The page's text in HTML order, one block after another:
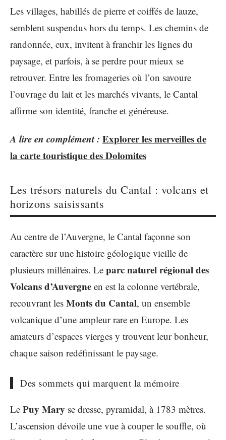
Les villages, habillés de pierre et coiffés de lauze,
semblent suspendus hors du temps. Les chemins de
randonnée, eux, invitent à franchir les lignes du
paysage, et parfois, à se perdre pour mieux se
retrouver. Entre les fromageries où l’on savoure
l’ouvrage du lait et les marchés vivants, le Cantal
affirme son identité, franche et généreuse.
A lire en complément : Explorer les merveilles de
la carte touristique des Dolomites
Les trésors naturels du Cantal : volcans et
horizons saisissants
Au centre de l’Auvergne, le Cantal façonne son
caractère sur une histoire géologique vieille de
plusieurs millénaires. Le parc naturel régional des
Volcans d’Auvergne en est la colonne vertébrale,
recouvrant les Monts du Cantal, un ensemble
volcanique d’une ampleur rare en Europe. Les
amateurs d’espaces vierges y trouvent leur bonheur,
chaque saison redéfinissant le paysage.
Des sommets qui marquent la mémoire
Le Puy Mary se dresse, pyramidal, à 1783 mètres.
L’ascension dévoile une vue à couper le souffle, où